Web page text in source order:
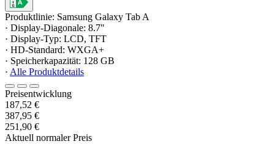
Produktlinie: Samsung Galaxy Tab A
· Display-Diagonale: 8.7"
· Display-Typ: LCD, TFT
· HD-Standard: WXGA+
· Speicherkapazität: 128 GB
· Alle Produktdetails
Preisentwicklung
187,52 €
387,95 €
251,90 €
Aktuell normaler Preis